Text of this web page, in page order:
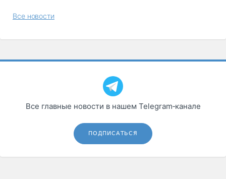
Все новости
Все главные новости в нашем Telegram‑канале
ПОДПИСАТЬСЯ